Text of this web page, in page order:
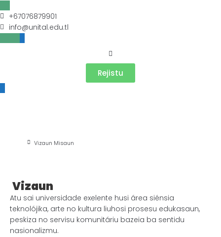
+67076879901
info@unital.edu.tl
Rejistu
Vizaun Misaun
Vizaun
Atu sai universidade exelente husi área siénsia
teknolójika, arte no kultura liuhosi prosesu edukasaun,
peskiza no servisu komunitáriu bazeia ba sentidu
nasionalizmu.